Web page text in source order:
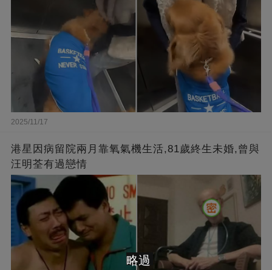
2025/11/17
港星因病留院兩月靠氧氣機生活,81歲終生未婚,曾與
汪明荃有過戀情
略過